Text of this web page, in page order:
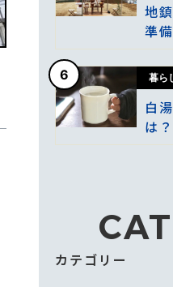
地
準
6 暮ら
白
は
カテゴリー